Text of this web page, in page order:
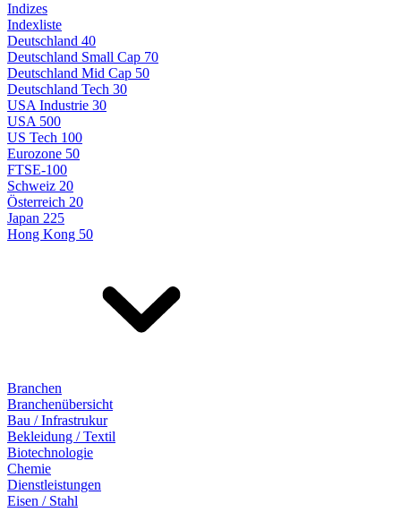
Indizes
Indexliste
Deutschland 40
Deutschland Small Cap 70
Deutschland Mid Cap 50
Deutschland Tech 30
USA Industrie 30
USA 500
US Tech 100
Eurozone 50
FTSE-100
Schweiz 20
Österreich 20
Japan 225
Hong Kong 50
Branchen
Branchenübersicht
Bau / Infrastrukur
Bekleidung / Textil
Biotechnologie
Chemie
Dienstleistungen
Eisen / Stahl